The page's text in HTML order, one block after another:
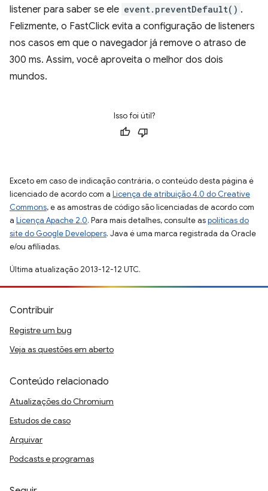
listener para saber se ele event.preventDefault() .
Felizmente, o FastClick evita a configuração de listeners
nos casos em que o navegador já remove o atraso de
300 ms. Assim, você aproveita o melhor dos dois
mundos.
Isso foi útil?
Exceto em caso de indicação contrária, o conteúdo desta página é
licenciado de acordo com a Licença de atribuição 4.0 do Creative
Commons, e as amostras de código são licenciadas de acordo com
a Licença Apache 2.0. Para mais detalhes, consulte aspolíticas do
site do Google Developers. Java é uma marca registrada da Oracle
e/ou afiliadas.
Última atualização 2013-12-12 UTC.
Contribuir
Registre um bug
Veja as questões em aberto
Conteúdo relacionado
Atualizações do Chromium
Estudos de caso
Arquivar
Podcasts e programas